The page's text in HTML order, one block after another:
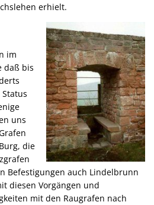
erhielt.
im
daß bis
uns
die
Befestigungen auch Lindelbrunn
diesen Vorgängen und
mit den Raugrafen nach